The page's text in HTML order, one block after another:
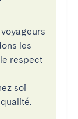
les
respect
soi